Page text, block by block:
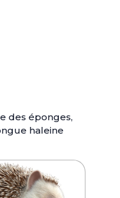
des éponges,
haleine